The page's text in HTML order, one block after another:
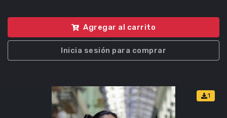
Agregar al carrito
Inicia sesión para comprar
1